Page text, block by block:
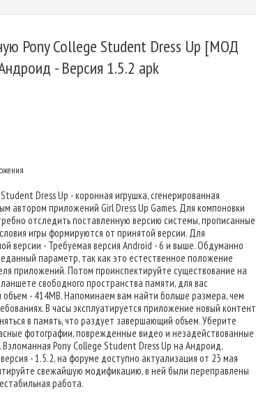
Pony College Student Dress Up [МОД
- Версия 1.5.2 apk
Dress Up - коронная игрушка, сгенерированная
автором приложений Girl Dress Up Games. Для компоновки
отследить поставленную версию системы, прописанные
игры формируются от принятой версии. Для
версии - Требуемая версия Android - 6 и выше. Обдуманно
параметр, так как это естественное положение
приложений. Потом проинспектируйте существование на
свободного пространства памяти, для вас
объем - 414MB. Напоминаем вам найти больше размера, чем
В часы эксплуатируется приложение новый контент
в память, что раздует завершающий объем. Уберите
фотографии, поврежденные видео и незадействованные
Pony College Student Dress Up на Андроид,
- 1.5.2, на форуме доступно актуализация от 23 мая
свежайшую модификацию, в ней были переправлены
работа.